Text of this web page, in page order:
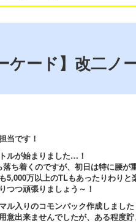
ケード】改二ノ
当です！
ルが始まりました…！
ち着くのですが、初日は特に腰
5,000万以上のTLもあったりわり
つつ頑張りましょう～！
ル入りのコモンパック作成しまし
意出来ませんでしたが、ある程度